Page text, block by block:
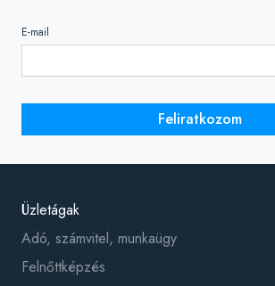
E-mail
Feliratkozom
Üzletágak
Adó, számvitel, munkaügy
Felnőttképzés